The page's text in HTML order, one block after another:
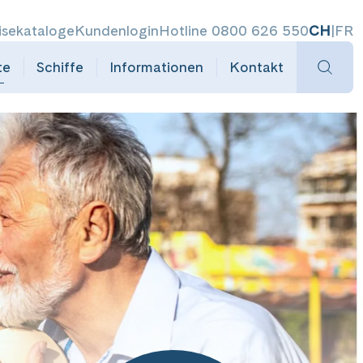
KundenloginHotline 0800 626 550CH|FR
Schiffe Informationen Kontakt